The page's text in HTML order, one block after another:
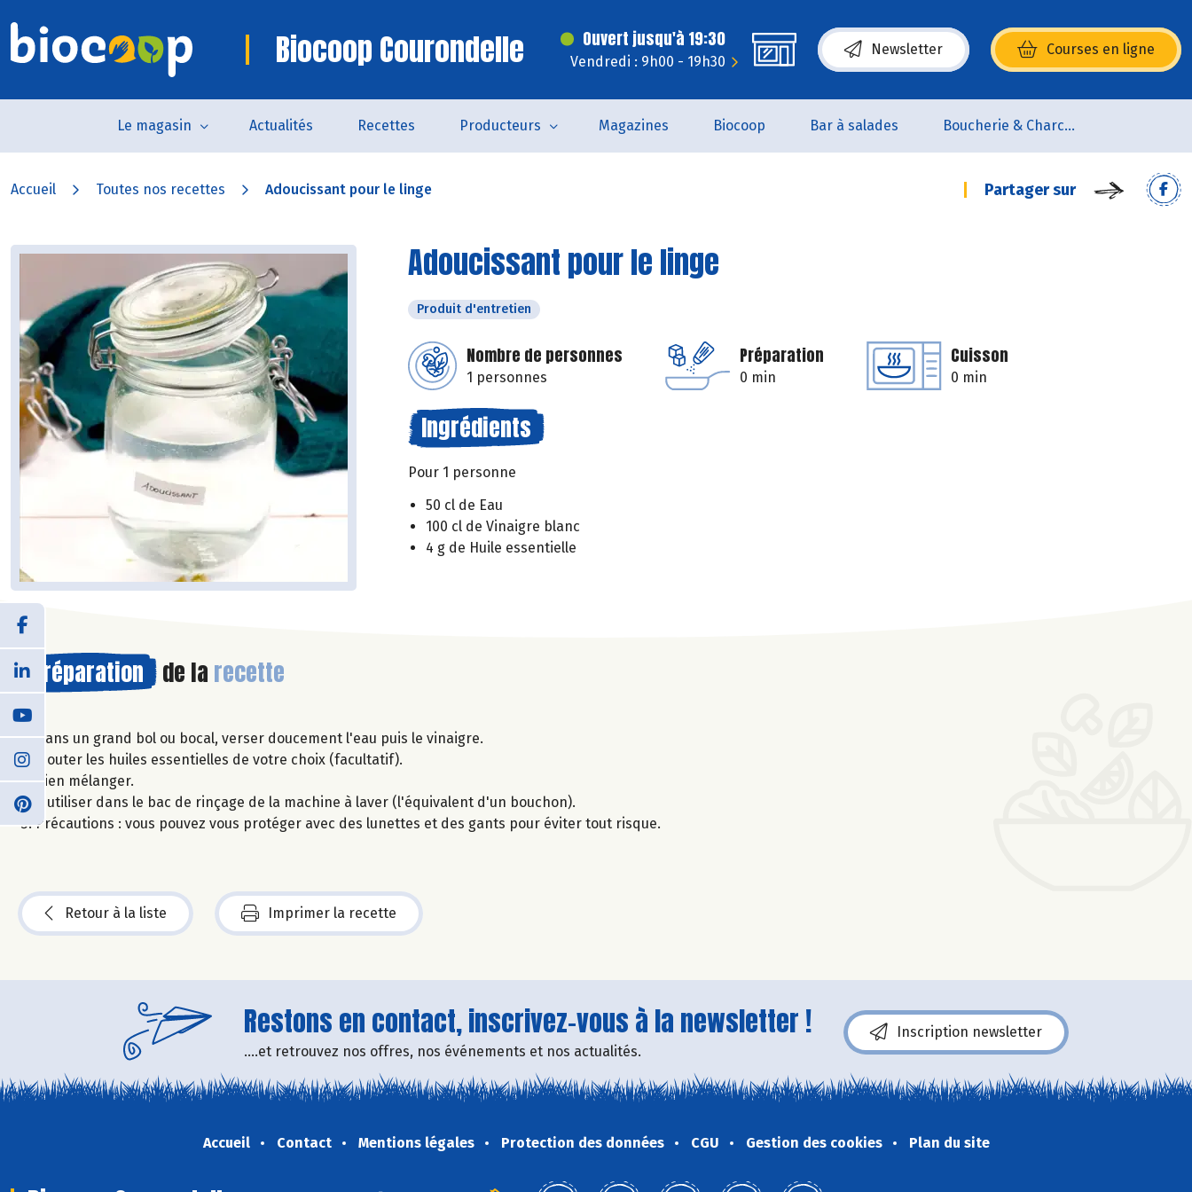
Biocoop Courondelle Ouvert jusqu'à 19:30
Vendredi : 9h00 - 19h30
Newsletter Courses en ligne
(s’ouvre dans une nouvelle fenêtre)
Le magasin Actualités Recettes Producteurs Magazines Biocoop Bar à salades Boucherie & Charcuterie
Accueil Toutes nos recettes Adoucissant pour le linge Partager sur
Adoucissant pour le linge
Produit d'entretien
Nombre de personnes
1 personnes
Préparation
0 min
Cuisson
0 min
Ingrédients
Pour 1 personne
50 cl de Eau
100 cl de Vinaigre blanc
4 g de Huile essentielle
Préparation de la recette
Dans un grand bol ou bocal, verser doucement l'eau puis le vinaigre.
Ajouter les huiles essentielles de votre choix (facultatif).
Bien mélanger.
À utiliser dans le bac de rinçage de la machine à laver (l'équivalent d'un bouchon).
Précautions : vous pouvez vous protéger avec des lunettes et des gants pour éviter tout risque.
Retour à la liste Imprimer la recette
Restons en contact, inscrivez-vous à la newsletter !
....et retrouvez nos offres, nos événements et nos actualités.
Inscription newsletter
Accueil Contact Mentions légales Protection des données CGU Gestion des cookies Plan du site